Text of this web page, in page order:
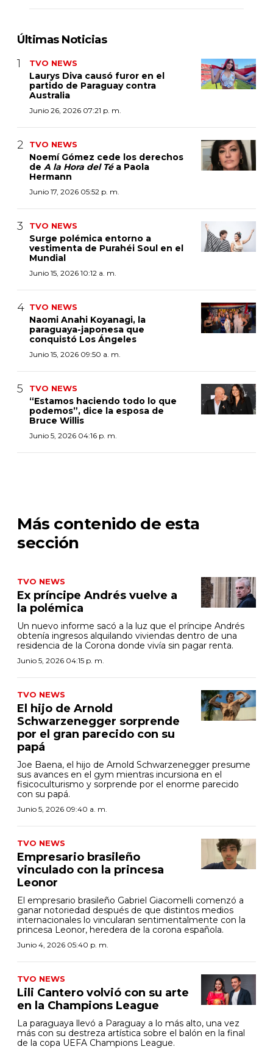
Últimas Noticias
TVO NEWS
Laurys Diva causó furor en el
partido de Paraguay contra
Australia
Junio 26, 2026 07:21 p. m.
TVO NEWS
Noemí Gómez cede los derechos
de A la Hora del Té a Paola
Hermann
Junio 17, 2026 05:52 p. m.
TVO NEWS
Surge polémica entorno a
vestimenta de Purahéi Soul en el
Mundial
Junio 15, 2026 10:12 a. m.
TVO NEWS
Naomi Anahi Koyanagi, la
paraguaya-japonesa que
conquistó Los Ángeles
Junio 15, 2026 09:50 a. m.
TVO NEWS
“Estamos haciendo todo lo que
podemos”, dice la esposa de
Bruce Willis
Junio 5, 2026 04:16 p. m.
Más contenido de esta
sección
TVO NEWS
Ex príncipe Andrés vuelve a
la polémica
Un nuevo informe sacó a la luz que el príncipe Andrés
obtenía ingresos alquilando viviendas dentro de una
residencia de la Corona donde vivía sin pagar renta.
Junio 5, 2026 04:15 p. m.
TVO NEWS
El hijo de Arnold
Schwarzenegger sorprende
por el gran parecido con su
papá
Joe Baena, el hijo de Arnold Schwarzenegger presume
sus avances en el gym mientras incursiona en el
fisicoculturismo y sorprende por el enorme parecido
con su papá.
Junio 5, 2026 09:40 a. m.
TVO NEWS
Empresario brasileño
vinculado con la princesa
Leonor
El empresario brasileño Gabriel Giacomelli comenzó a
ganar notoriedad después de que distintos medios
internacionales lo vincularan sentimentalmente con la
princesa Leonor, heredera de la corona española.
Junio 4, 2026 05:40 p. m.
TVO NEWS
Lili Cantero volvió con su arte
en la Champions League
La paraguaya llevó a Paraguay a lo más alto, una vez
más con su destreza artística sobre el balón en la final
de la copa UEFA Champions League.